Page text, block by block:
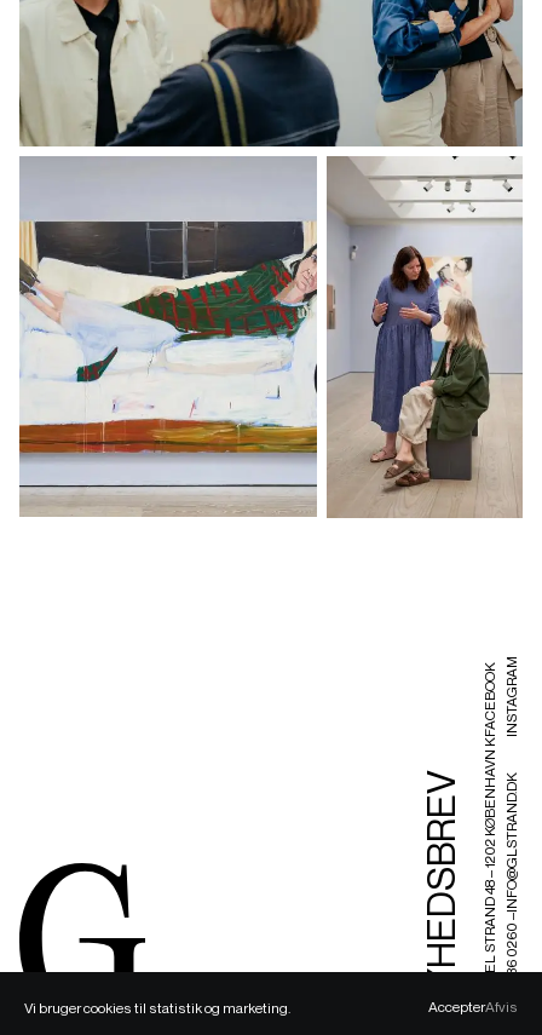
Vi bruger cookies til statistik og marketing. AccepterAfvis
NYHEDSBREVGAMMEL STRAND 48 – 1202 KØBENHAVN K+ 45 3336 0260 –
INFO@GLSTRAND.DK
FACEBOOKINSTAGRAM